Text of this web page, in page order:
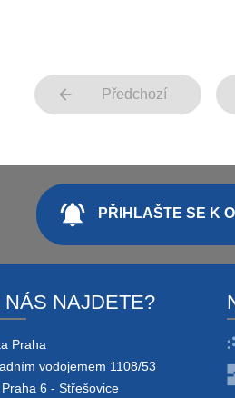
arrow_back Předchozí
notifications_active PŘIHLAŠTE SE K
NÁS NAJDETE?
Praha
vodojemem 1108/53
6 - Střešovice